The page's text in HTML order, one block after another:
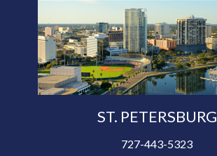
ST. PETERSBURG
727-443-5323